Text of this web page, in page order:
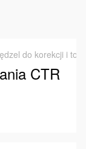
do korekcji i
CTR